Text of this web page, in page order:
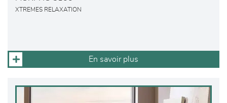
XTREMES RELAXATION
En savoir plus